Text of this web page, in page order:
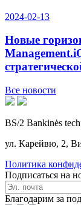
2024-02-13
Новые
Все новости
BS/2 Bankinės
ул. Карейвю, 2,
Политика
Подписаться на
Благодарим за